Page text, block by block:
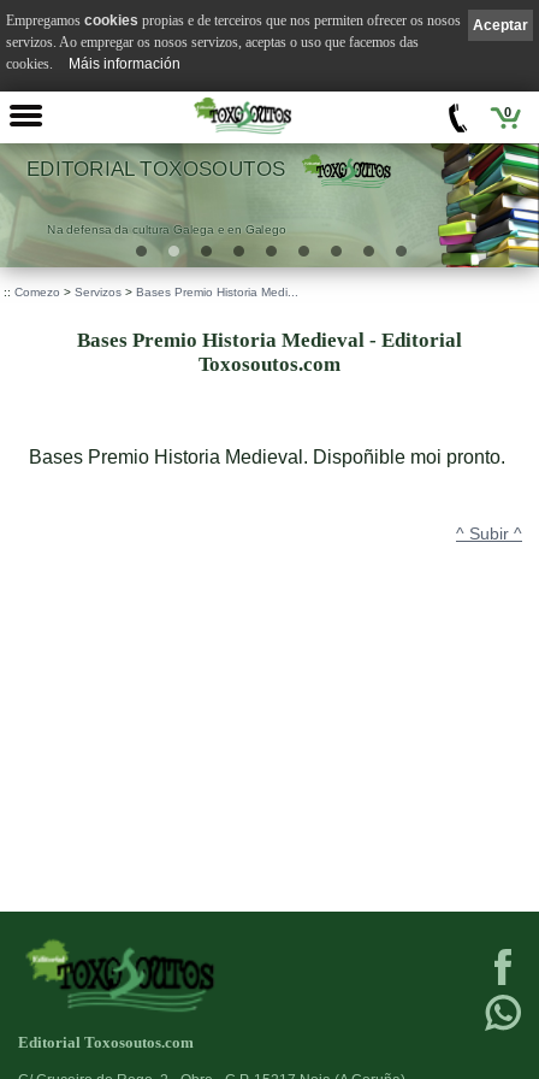
0
EDITORIAL TOXOSOUTOS
Na defensa da cultura Galega e en Galego
:: Comezo > Servizos > Bases Premio Historia Medi...
Bases Premio Historia Medieval - Editorial
Toxosoutos.com
Bases Premio Historia Medieval. Dispoñible moi pronto.
^ Subir ^
Editorial Toxosoutos.com
Aceptar
Empregamos cookies propias e de terceiros que nos permiten ofrecer os nosos
servizos. Ao empregar os nosos servizos, aceptas o uso que facemos das
cookies.
Máis información